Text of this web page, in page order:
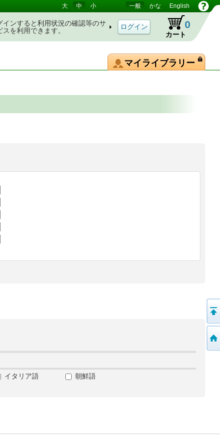
大 中 小 一般 かな English
インすると利用状況の確認等のサ
スを利用できます。
カート
0
マイライブラリー
イタリア語 朝鮮語